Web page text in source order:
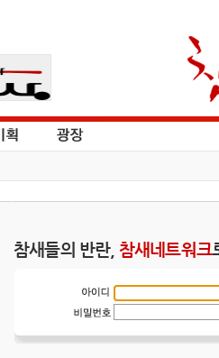
참새들의 반란, 참새네트워크